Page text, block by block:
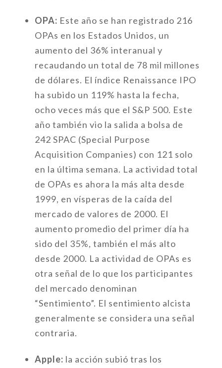
OPA: Este año se han registrado 216
OPAs en los Estados Unidos, un
aumento del 36% interanual y
recaudando un total de 78 mil millones
de dólares. El índice Renaissance IPO
ha subido un 119% hasta la fecha,
ocho veces más que el S&P 500. Este
año también vio la salida a bolsa de
242 SPAC (Special Purpose
Acquisition Companies) con 121 solo
en la última semana. La actividad total
de OPAs es ahora la más alta desde
1999, en vísperas de la caída del
mercado de valores de 2000. El
aumento promedio del primer día ha
sido del 35%, también el más alto
desde 2000. La actividad de OPAs es
otra señal de lo que los participantes
del mercado denominan
“Sentimiento”. El sentimiento alcista
generalmente se considera una señal
contraria.
Apple: la acción subió tras los